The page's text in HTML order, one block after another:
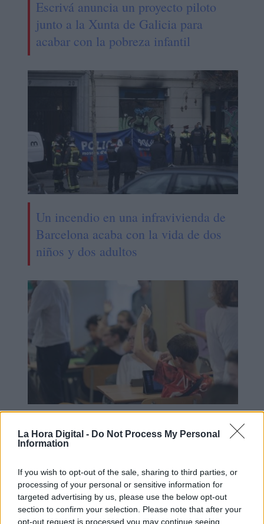
La Hora Digital - Do Not Process My Personal
Information
If you wish to opt-out of the sale, sharing to third parties, or
processing of your personal or sensitive information for
targeted advertising by us, please use the below opt-out
section to confirm your selection. Please note that after your
opt-out request is processed you may continue seeing
Escrivá anuncia un proyecto piloto
junto a la Xunta de Galicia para
acabar con la pobreza infantil
Un incendio en una infravivienda de
Barcelona acaba con la vida de dos
niños y dos adultos
El Consejo de Participación de la
Infancia y de la Adolescencia
niños y jóvenes de toda España